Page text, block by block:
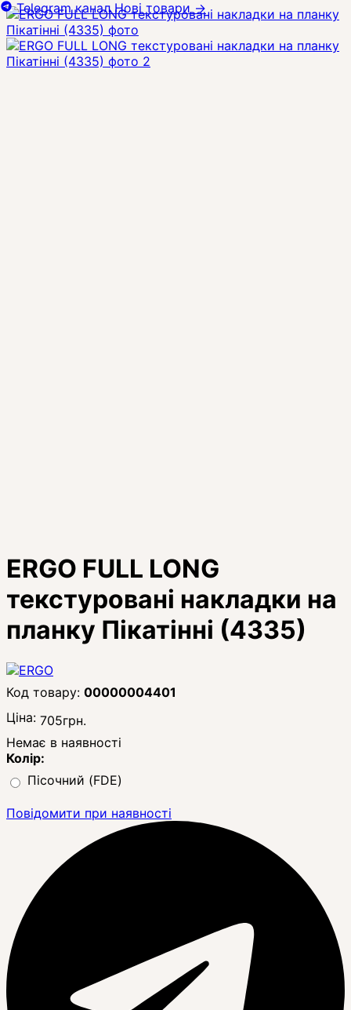
ERGO FULL LONG
текстуровані накладки на
планку Пікатінні (4335)
00000004401
Ціна: 705грн.
Немає в наявності
Колір:
Пісочний (FDE)
Повідомити при наявності
Telegram канал Нові товари→